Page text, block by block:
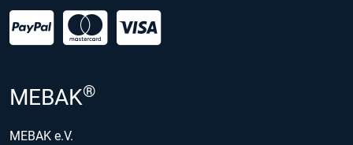
MEBAK®
MEBAK e.V.